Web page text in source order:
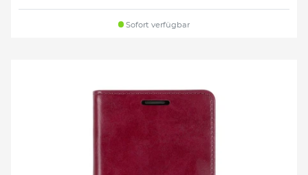
Sofort verfügbar